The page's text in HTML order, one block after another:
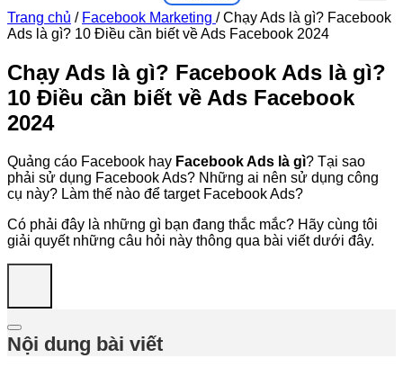
Trang chủ / Facebook Marketing / Chạy Ads là gì? Facebook
Ads là gì? 10 Điều cần biết về Ads Facebook 2024
Chạy Ads là gì? Facebook Ads là gì?
10 Điều cần biết về Ads Facebook
2024
Quảng cáo Facebook hay Facebook Ads là gì? Tại sao
phải sử dụng Facebook Ads? Những ai nên sử dụng công
cụ này? Làm thế nào để target Facebook Ads?
Có phải đây là những gì bạn đang thắc mắc? Hãy cùng tôi
giải quyết những câu hỏi này thông qua bài viết dưới đây.
Nội dung bài viết